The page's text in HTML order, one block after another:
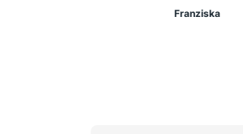
Franziska